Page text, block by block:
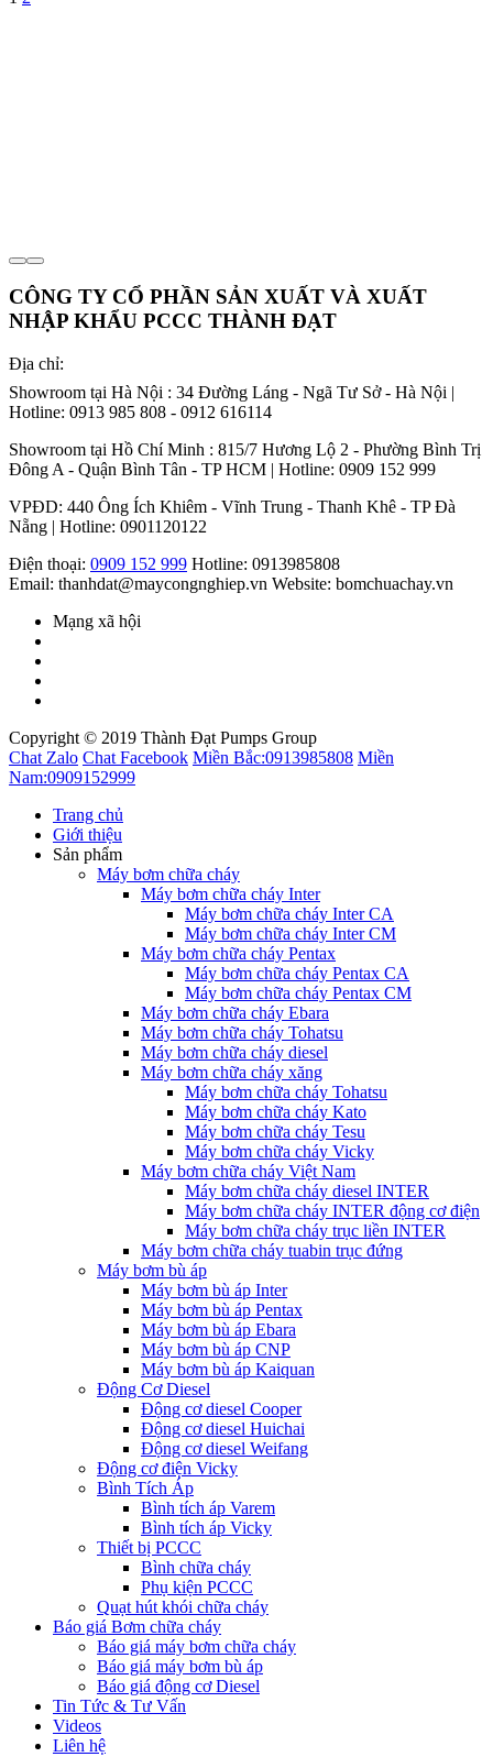
CÔNG TY CỔ PHẦN SẢN XUẤT VÀ XUẤT
NHẬP KHẨU PCCC THÀNH ĐẠT
Địa chỉ:
Showroom tại Hà Nội : 34 Đường Láng - Ngã Tư Sở - Hà Nội |
Hotline: 0913 985 808 - 0912 616114
Showroom tại Hồ Chí Minh : 815/7 Hương Lộ 2 - Phường Bình Trị
Đông A - Quận Bình Tân - TP HCM | Hotline: 0909 152 999
VPĐD: 440 Ông Ích Khiêm - Vĩnh Trung - Thanh Khê - TP Đà
Nẵng | Hotline: 0901120122
Điện thoại: 0909 152 999 Hotline: 0913985808
Email: thanhdat@maycongnghiep.vn Website: bomchuachay.vn
Mạng xã hội
Copyright © 2019 Thành Đạt Pumps Group
Chat Zalo Chat Facebook Miền Bắc:0913985808 Miền
Nam:0909152999
Trang chủ
Giới thiệu
Sản phẩm
Máy bơm chữa cháy
Máy bơm chữa cháy Inter
Máy bơm chữa cháy Inter CA
Máy bơm chữa cháy Inter CM
Máy bơm chữa cháy Pentax
Máy bơm chữa cháy Pentax CA
Máy bơm chữa cháy Pentax CM
Máy bơm chữa cháy Ebara
Máy bơm chữa cháy Tohatsu
Máy bơm chữa cháy diesel
Máy bơm chữa cháy xăng
Máy bơm chữa cháy Tohatsu
Máy bơm chữa cháy Kato
Máy bơm chữa cháy Tesu
Máy bơm chữa cháy Vicky
Máy bơm chữa cháy Việt Nam
Máy bơm chữa cháy diesel INTER
Máy bơm chữa cháy INTER động cơ điện
Máy bơm chữa cháy trục liền INTER
Máy bơm chữa cháy tuabin trục đứng
Máy bơm bù áp
Máy bơm bù áp Inter
Máy bơm bù áp Pentax
Máy bơm bù áp Ebara
Máy bơm bù áp CNP
Máy bơm bù áp Kaiquan
Động Cơ Diesel
Động cơ diesel Cooper
Động cơ diesel Huichai
Động cơ diesel Weifang
Động cơ điện Vicky
Bình Tích Áp
Bình tích áp Varem
Bình tích áp Vicky
Thiết bị PCCC
Bình chữa cháy
Phụ kiện PCCC
Quạt hút khói chữa cháy
Báo giá Bơm chữa cháy
Báo giá máy bơm chữa cháy
Báo giá máy bơm bù áp
Báo giá động cơ Diesel
Tin Tức & Tư Vấn
Videos
Liên hệ